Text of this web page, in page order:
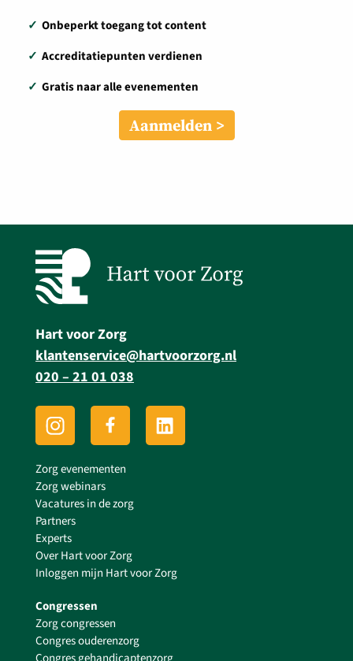
✓ Onbeperkt toegang tot content
✓ Accreditatiepunten verdienen
✓ Gratis naar alle evenementen
Aanmelden
Hart voor Zorg
klantenservice@hartvoorzorg.nl
020 – 21 01 038
Zorg evenementen
Zorg webinars
Vacatures in de zorg
Partners
Experts
Over Hart voor Zorg
Inloggen mijn Hart voor Zorg
Congressen
Zorg congressen
Congres ouderenzorg